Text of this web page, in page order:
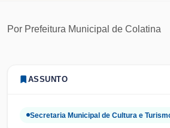
Por Prefeitura Municipal de Colatina
ASSUNTO
Secretaria Municipal de Cultura e